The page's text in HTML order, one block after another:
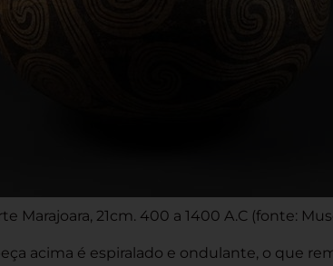
Marajoara, 21cm. 400 a 1400 A.C (fonte:
acima é espiralado e ondulante, o que